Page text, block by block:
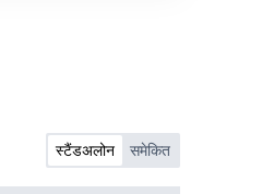
स्टैंडअलोन समेकित